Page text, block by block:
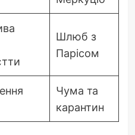
Шлюб з
Парісом
Чума та
карантин